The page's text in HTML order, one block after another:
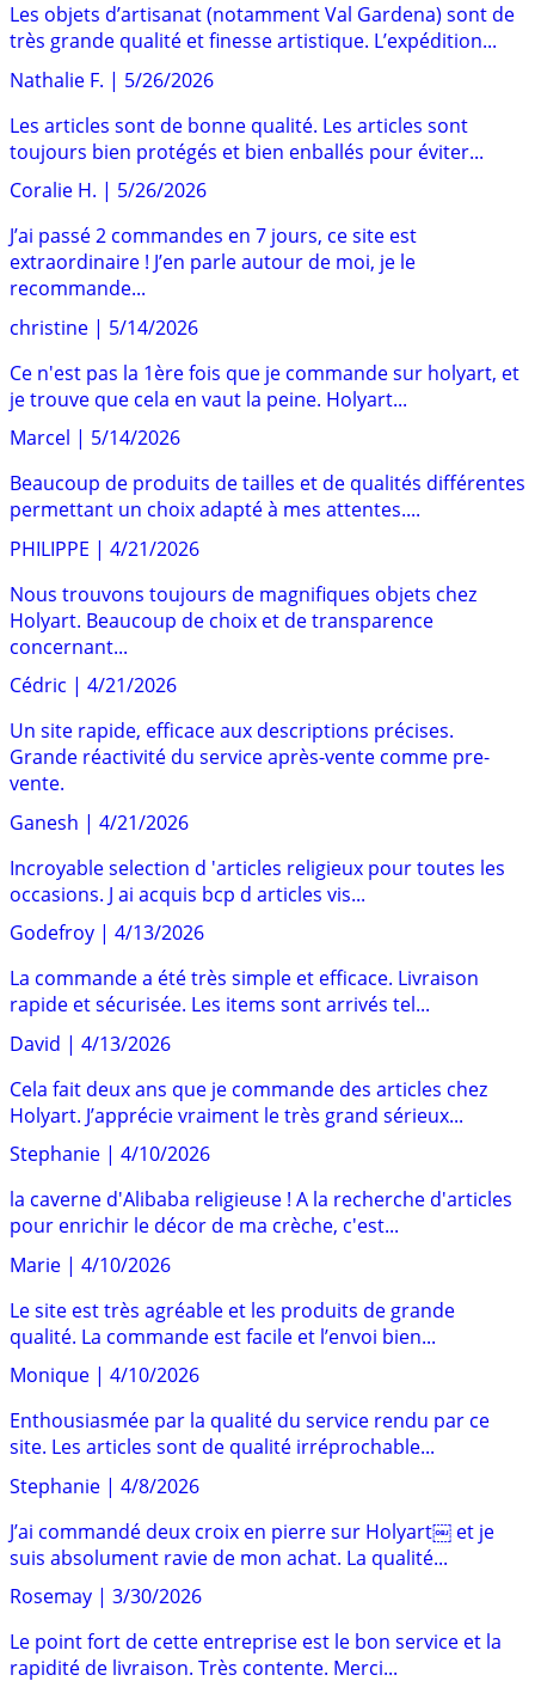
Les objets d’artisanat (notamment Val Gardena) sont de
très grande qualité et finesse artistique. L’expédition...
Nathalie F. | 5/26/2026
Les articles sont de bonne qualité. Les articles sont
toujours bien protégés et bien enballés pour éviter...
Coralie H. | 5/26/2026
J’ai passé 2 commandes en 7 jours, ce site est
extraordinaire ! J’en parle autour de moi, je le
recommande...
christine | 5/14/2026
Ce n'est pas la 1ère fois que je commande sur holyart, et
je trouve que cela en vaut la peine. Holyart...
Marcel | 5/14/2026
Beaucoup de produits de tailles et de qualités différentes
permettant un choix adapté à mes attentes....
PHILIPPE | 4/21/2026
Nous trouvons toujours de magnifiques objets chez
Holyart. Beaucoup de choix et de transparence
concernant...
Cédric | 4/21/2026
Un site rapide, efficace aux descriptions précises.
Grande réactivité du service après-vente comme pre-
vente.
Ganesh | 4/21/2026
Incroyable selection d 'articles religieux pour toutes les
occasions. J ai acquis bcp d articles vis...
Godefroy | 4/13/2026
La commande a été très simple et efficace. Livraison
rapide et sécurisée. Les items sont arrivés tel...
David | 4/13/2026
Cela fait deux ans que je commande des articles chez
Holyart. J’apprécie vraiment le très grand sérieux...
Stephanie | 4/10/2026
la caverne d'Alibaba religieuse ! A la recherche d'articles
pour enrichir le décor de ma crèche, c'est...
Marie | 4/10/2026
Le site est très agréable et les produits de grande
qualité. La commande est facile et l’envoi bien...
Monique | 4/10/2026
Enthousiasmée par la qualité du service rendu par ce
site. Les articles sont de qualité irréprochable...
Stephanie | 4/8/2026
J’ai commandé deux croix en pierre sur Holyart￼ et je
suis absolument ravie de mon achat. La qualité...
Rosemay | 3/30/2026
Le point fort de cette entreprise est le bon service et la
rapidité de livraison. Très contente. Merci...